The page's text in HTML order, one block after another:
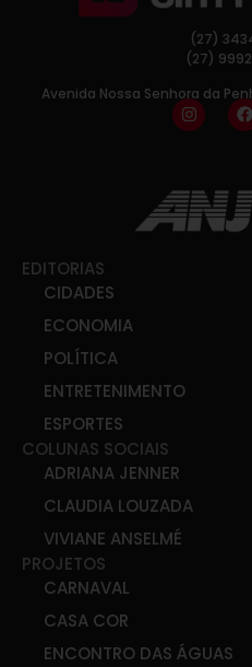
(27)
(27)
Avenida Nossa Senhora da
EDITORIAS
CIDADES
ECONOMIA
POLÍTICA
ENTRETENIMENTO
ESPORTES
COLUNAS SOCIAIS
ADRIANA JENNER
CLAUDIA LOUZADA
VIVIANE ANSELMÉ
PROJETOS
CARNAVAL
CASA COR
ENCONTRO DAS ÁGUAS